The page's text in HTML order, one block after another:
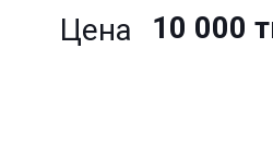
Цена 10 000